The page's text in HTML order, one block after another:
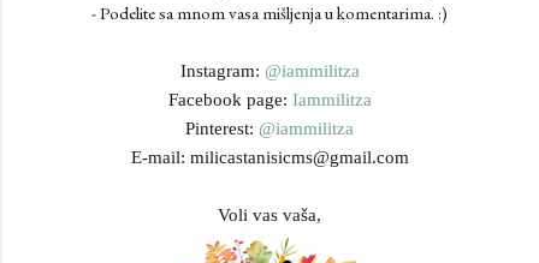
- Podelite sa mnom vasa mišljenja u komentarima. :)
Instagram: @iammilitza
Facebook page: Iammilitza
Pinterest: @iammilitza
E-mail: milicastanisicms@gmail.com
Voli vas vaša,